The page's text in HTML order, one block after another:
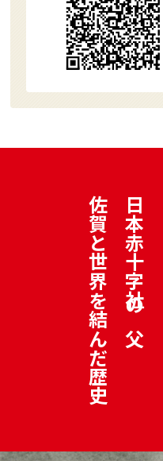
日本赤十字社の父
佐賀と世界を結んだ歴史